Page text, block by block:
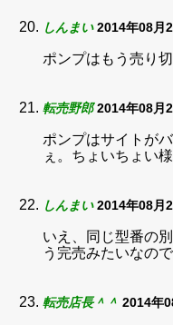
しんまい 2014年08月
ポンプはもう売り
転売野郎 2014年08月
ポンプはサイトが
ぇ。ちょいちょい
しんまい 2014年08月
いえ、同じ型番の
う完売みたいなの
転売店長＾＾ 2014年